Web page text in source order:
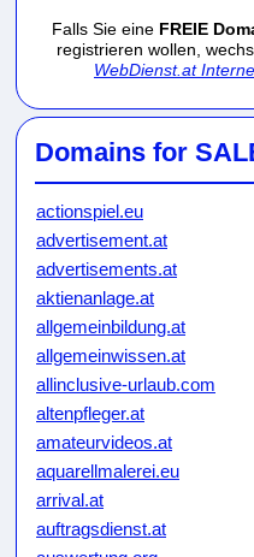
Falls Sie eine FREIE
registrieren wollen,
WebDienst.at
Domains for
actionspiel.eu
advertisement.at
advertisements.at
aktienanlage.at
allgemeinbildung.at
allgemeinwissen.at
allinclusive-urlaub.com
altenpfleger.at
amateurvideos.at
aquarellmalerei.eu
arrival.at
auftragsdienst.at